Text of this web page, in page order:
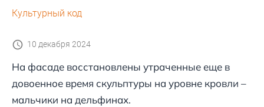
Культурный код
10 декабря 2024
На фасаде восстановлены утраченные еще в
довоенное время скульптуры на уровне кровли –
мальчики на дельфинах.